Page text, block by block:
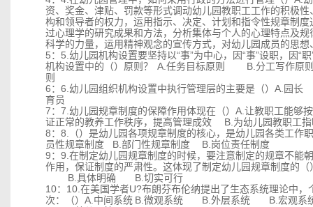
资、奖金、津贴、罚款等形式调动幼儿园教职工工作的积极
构和领导者的权力，运用指示、决定、计划和指令性规章制
过心理学的研究成果和方法，分析集体与个人的心理特点及
科学的力量，运用精神观念的宣传方式，对幼儿园成员的思
5：5.幼儿园机构设置要坚持以“事”为中心，因“事”设职，因“
机构设置中的（）原则？
A. 任务目标原则
B.分工写作原
则
6：6.幼儿园组织机构设置中执行管理层的主要是（） A. 园长
育员
7：7.幼儿园规章制度的保障作用体现在（） A. 让教职工能够
证正常的教养工作秩序，提高管理成效
B.为幼儿园教职工
8：8.（）是幼儿园各项规章制度的核心，是幼儿园各类工作
员性规章制度
B.部门性规章制度
B.岗位责任制度
9：9.在制定幼儿园规章制度的时候，要注意制定的规章不能
作用，保证制度的严肃性。这体现了制定幼儿园规章制度的（
B.具体明确
B.切实可行
10：10.在美国学者U?布朗芬布伦纳提出了生态系统理论中
次：（） A. 中间系统 B.微观系统 B.外层系统
B.宏观系